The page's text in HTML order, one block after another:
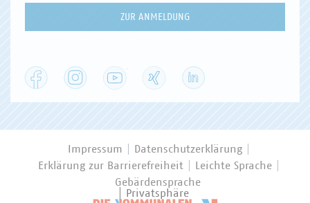
ZUR ANMELDUNG
Facebook Instagram YouTube
Impressum
Datenschutzerklärung
Erklärung zur Barrierefreiheit
Leichte Sprache
Gebärdensprache
Privatsphäre